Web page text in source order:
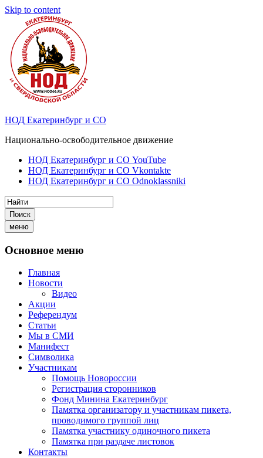
Skip to content
НОД Екатеринбург и СО
Национально-освободительное движение
НОД Екатеринбург и СО YouTube
НОД Екатеринбург и СО Vkontakte
НОД Екатеринбург и СО Odnoklassniki
Поиск
меню
Основное меню
Главная
Новости
Видео
Акции
Референдум
Статьи
Мы в СМИ
Манифест
Символика
Участникам
Помощь Новороссии
Регистрация сторонников
Фонд Минина Екатеринбург
Памятка организатору и участникам пикета,
проводимого группой лиц
Памятка участнику одиночного пикета
Памятка при раздаче листовок
Контакты